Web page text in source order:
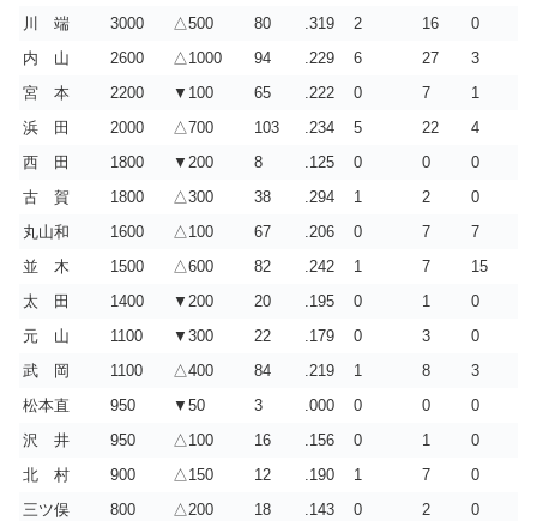
川 端
3000 △500 80 .319 2 16
0
内 山
2600 △1000 94 .229 6 27
3
宮 本
2200 ▼100 65 .222 0 7
1
浜 田
2000 △700 103 .234 5 22
4
西 田
1800 ▼200 8 .125 0 0
0
古 賀
1800 △300 38 .294 1 2
0
丸山和
1600 △100 67 .206 0 7
7
並 木
1500 △600 82 .242 1 7
15
太 田
1400 ▼200 20 .195 0 1
0
元 山
1100 ▼300 22 .179 0 3
0
武 岡
1100 △400 84 .219 1 8
3
松本直
950 ▼50 3 .000 0 0
0
沢 井
950 △100 16 .156 0 1
0
北 村
900 △150 12 .190 1 7
0
三ツ俣
800 △200 18 .143 0 2
0